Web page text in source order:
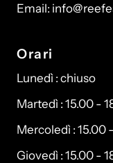
Email:
Orari
Lunedì : chiuso
Martedì : 15.00 -
Mercoledì : 15.00
Giovedì : 15.00 -